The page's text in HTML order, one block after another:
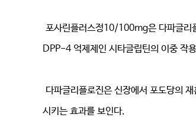
포사린플러스정10/100mg은 다파글리
DPP-4 억제제인 시타글립틴의 이중 작
다파글리플로진은 신장에서 포도당의
시키는 효과를 보인다.